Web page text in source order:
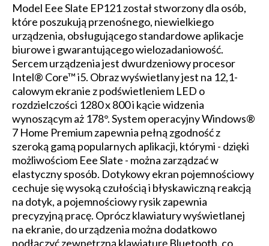
Model Eee Slate EP121 został stworzony dla osób,
które poszukują przenośnego, niewielkiego
urządzenia, obsługującego standardowe aplikacje
biurowe i gwarantującego wielozadaniowość.
Sercem urządzenia jest dwurdzeniowy procesor
Intel® Core™ i5. Obraz wyświetlany jest na 12,1-
calowym ekranie z podświetleniem LED o
rozdzielczości 1280 x 800 i kącie widzenia
wynoszącym aż 178°. System operacyjny Windows®
7 Home Premium zapewnia pełną zgodność z
szeroką gamą popularnych aplikacji, którymi - dzięki
możliwościom Eee Slate - można zarządzać w
elastyczny sposób. Dotykowy ekran pojemnościowy
cechuje się wysoką czułością i błyskawiczną reakcją
na dotyk, a pojemnościowy rysik zapewnia
precyzyjną pracę. Oprócz klawiatury wyświetlanej
na ekranie, do urządzenia można dodatkowo
podłączyć zewnętrzną klawiaturę Bluetooth, co